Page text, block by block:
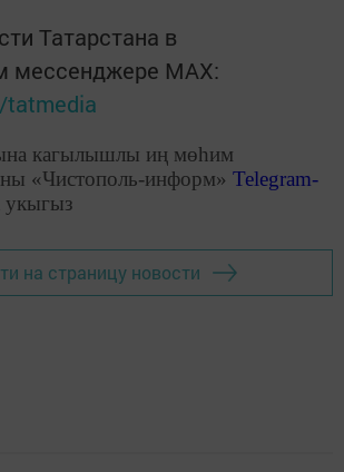
Татарстана в
мессенджере MАХ:
кагылышлы иң мөһим
«Чистополь-информ» Telegram-
укыгыз
на страницу новости